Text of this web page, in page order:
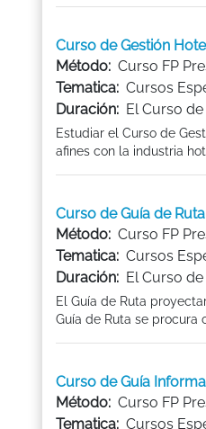
Curso de Gestión
Método: Curso FP
Tematica: Cursos
Duración: El Curso
Estudiar el Curso de
afines con la industria
Curso de Guía de
Método: Curso FP
Tematica: Cursos
Duración: El Curso
El Guía de Ruta
Guía de Ruta se procura
Curso de Guía
Método: Curso FP
Tematica: Cursos